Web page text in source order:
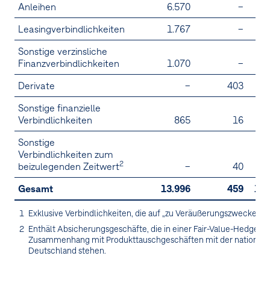
Anleihen
6.570 –
Leasingverbindlichkeiten
1.767 –
Sonstige verzinsliche
Finanzverbindlichkeiten
1.070 –
Derivate
– 403
Sonstige finanzielle
Verbindlichkeiten
865 16
Sonstige
Verbindlichkeiten zum
beizulegenden Zeitwert2 –
40
Gesamt
13.996 459
1 Exklusive Verbindlichkeiten, die auf „zu Veräußerungszwecken
2 Enthält Absicherungsgeschäfte, die in einer Fair-Value-Hedge-
Zusammenhang mit Produkttauschgeschäften mit der
Deutschland stehen.